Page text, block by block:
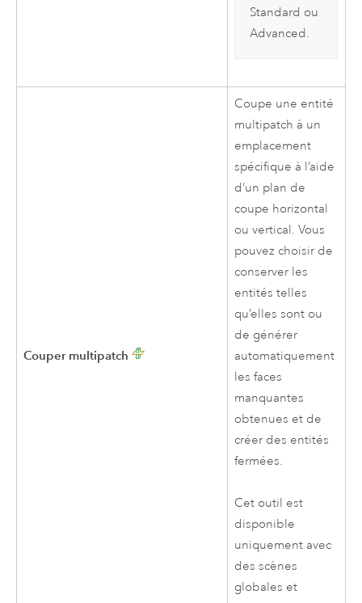
Standard ou
Advanced.
Couper multipatch
Coupe une entité
multipatch à un
emplacement
spécifique à l’aide
d’un plan de
coupe horizontal
ou vertical. Vous
pouvez choisir de
conserver les
entités telles
qu’elles sont ou
de générer
automatiquement
les faces
manquantes
obtenues et de
créer des entités
fermées.
Cet outil est
disponible
uniquement avec
des scènes
globales et